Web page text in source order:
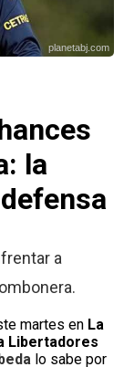
planetabj.com
la
a
martes en La
Libertadores
lo sabe por